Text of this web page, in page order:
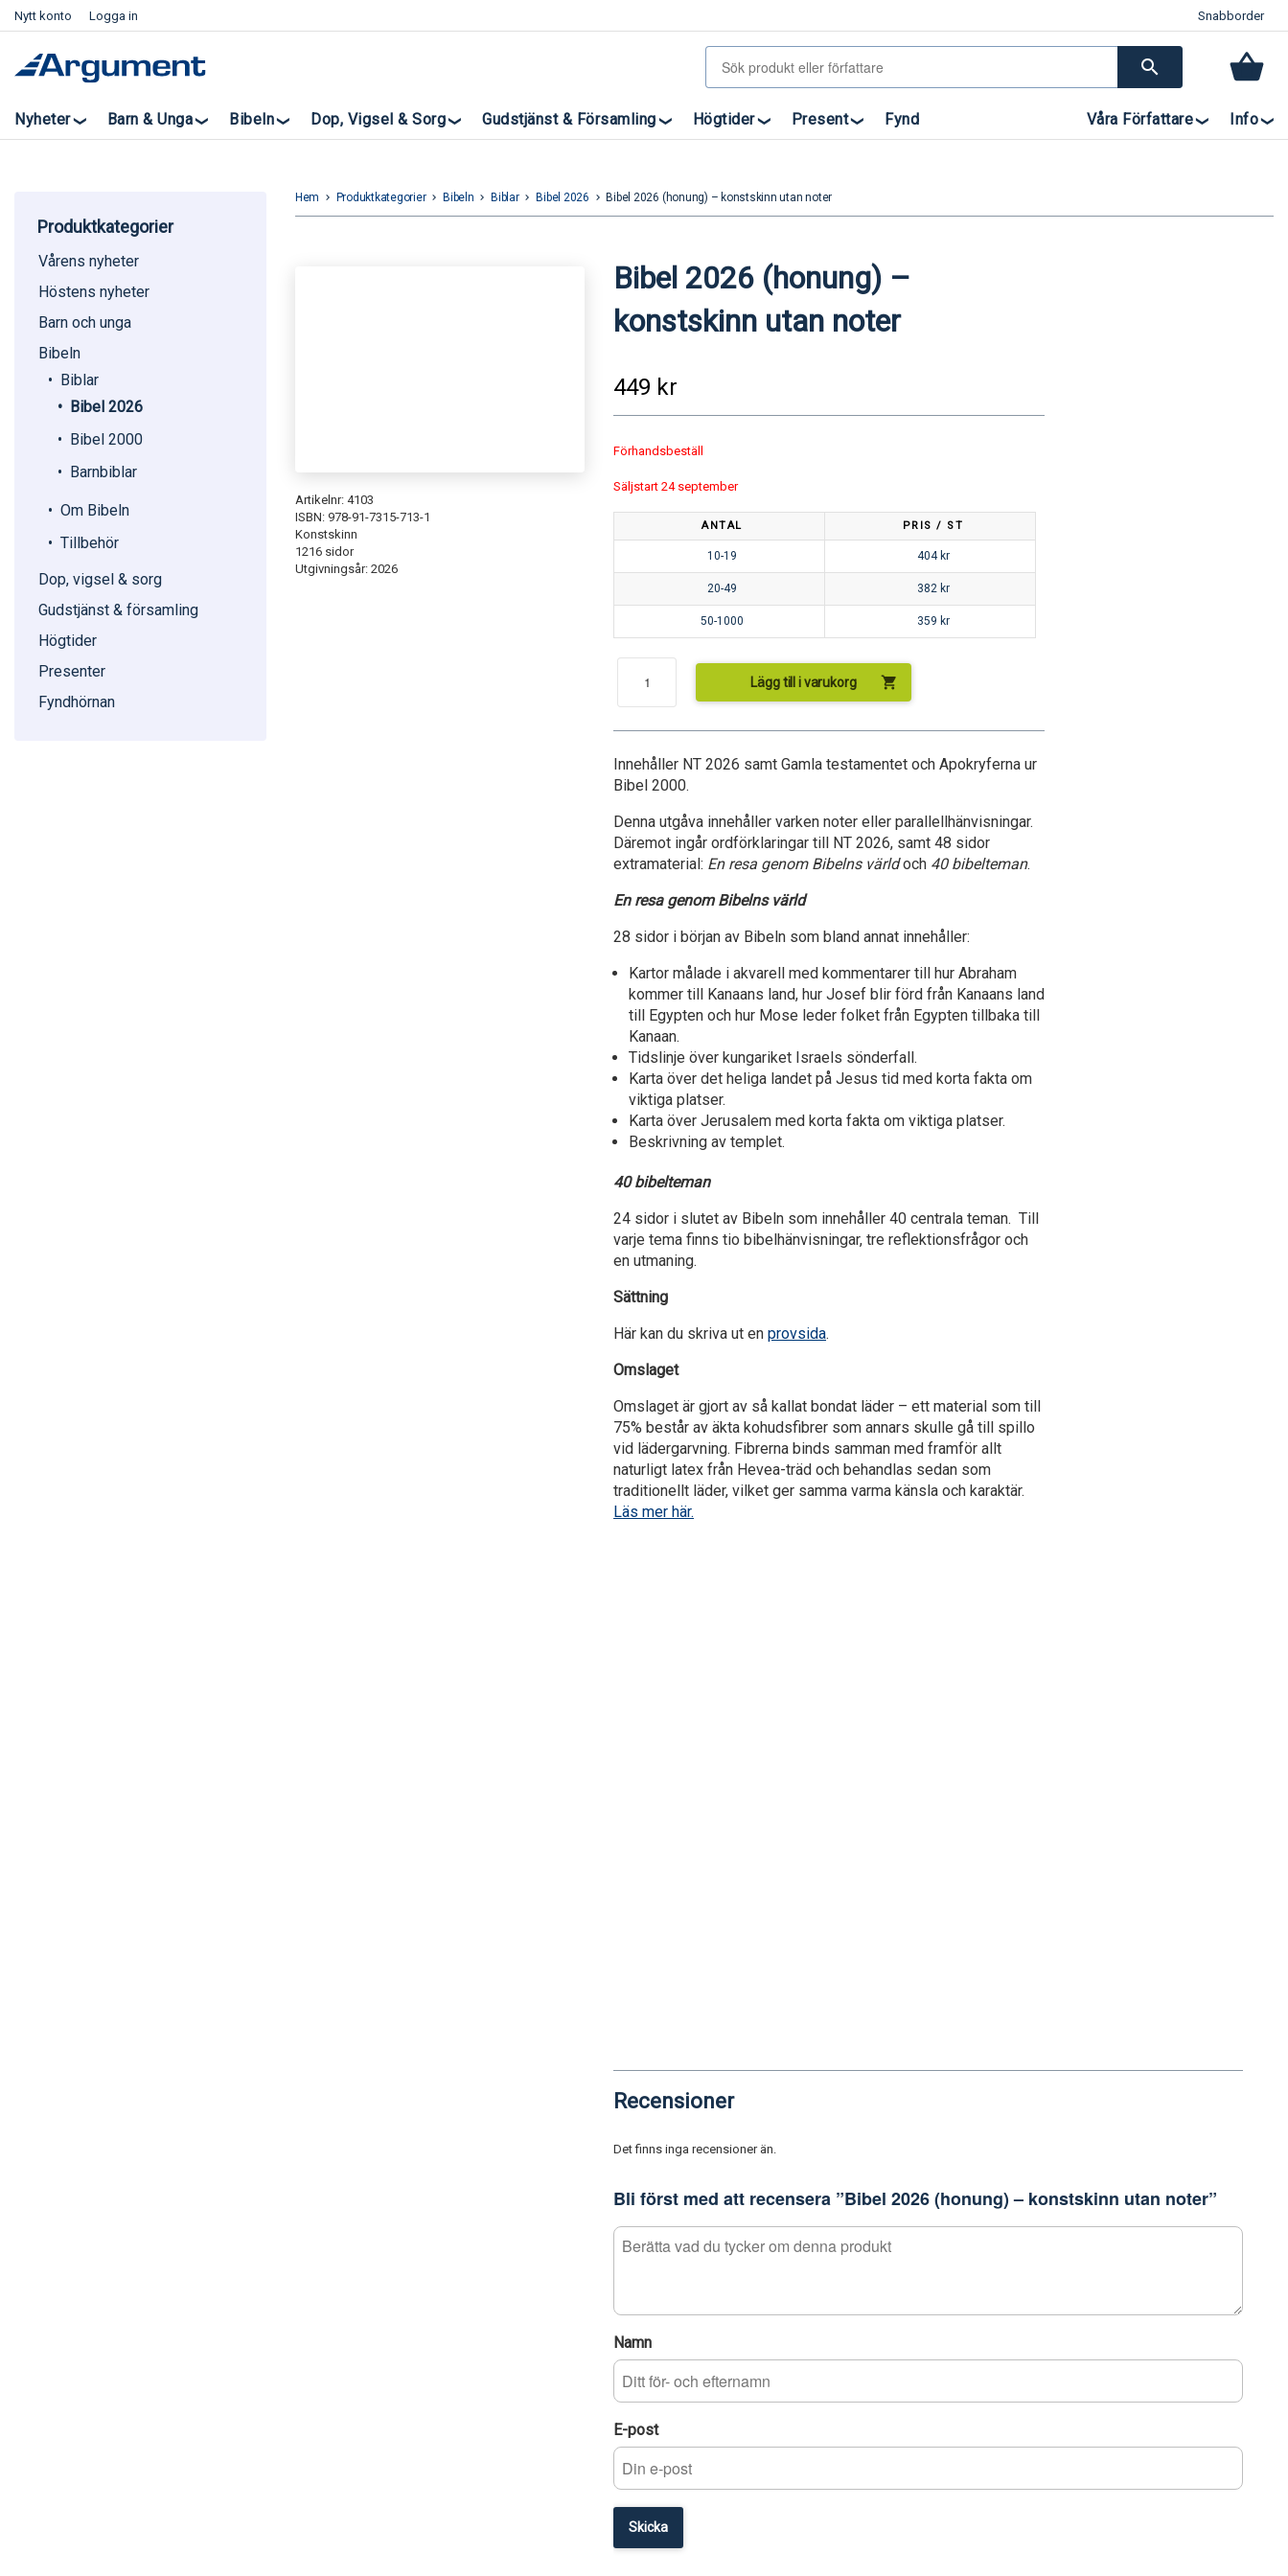
Nytt konto Logga in Snabborder
search
Nyheter Barn & Unga Bibeln Dop, Vigsel & Sorg Gudstjänst & Församling Högtider Present Fynd Våra Författare Info
Produktkategorier
Vårens nyheter
Höstens nyheter
Barn och unga
Bibeln
Biblar
Bibel 2026
Bibel 2000
Barnbiblar
Om Bibeln
Tillbehör
Dop, vigsel & sorg
Gudstjänst & församling
Högtider
Presenter
Fyndhörnan
Hem keyboard_arrow_right Produktkategorier keyboard_arrow_right Bibeln keyboard_arrow_right Biblar keyboard_arrow_right Bibel 2026 keyboard_arrow_right Bibel 2026 (honung) – konstskinn utan noter
Artikelnr: 4103
ISBN: 978-91-7315-713-1
Konstskinn
1216 sidor
Utgivningsår: 2026
Bibel 2026 (honung) –
konstskinn utan noter
449 kr
Förhandsbeställ
Säljstart 24 september
ANTAL PRIS / ST
10-19 404 kr
20-49 382 kr
50-1000 359 kr
Lägg till i varukorg shopping_cart
Innehåller NT 2026 samt Gamla testamentet och Apokryferna ur
Bibel 2000.
Denna utgåva innehåller varken noter eller parallellhänvisningar.
Däremot ingår ordförklaringar till NT 2026, samt 48 sidor
extramaterial: En resa genom Bibelns världoch 40 bibelteman.
En resa genom Bibelns värld
28 sidor i början av Bibeln som bland annat innehåller:
Kartor målade i akvarell med kommentarer till hur Abraham
kommer till Kanaans land, hur Josef blir förd från Kanaans land
till Egypten och hur Mose leder folket från Egypten tillbaka till
Kanaan.
Tidslinje över kungariket Israels sönderfall.
Karta över det heliga landet på Jesus tid med korta fakta om
viktiga platser.
Karta över Jerusalem med korta fakta om viktiga platser.
Beskrivning av templet.
40 bibelteman
24 sidor i slutet av Bibeln som innehåller 40 centrala teman. Till
varje tema finns tio bibelhänvisningar, tre reflektionsfrågor och
en utmaning.
Sättning
Här kan du skriva ut enprovsida.
Omslaget
Omslaget är gjort av så kallat bondat läder – ett material som till
75% består av äkta kohudsfibrer som annars skulle gå till spillo
vid lädergarvning. Fibrerna binds samman med framför allt
naturligt latex från Hevea-träd och behandlas sedan som
traditionellt läder, vilket ger samma varma känsla och karaktär.
Läs mer här.
Recensioner
Det finns inga recensioner än.
Bli först med att recensera ”Bibel 2026 (honung) – konstskinn utan noter”
Namn
E-post